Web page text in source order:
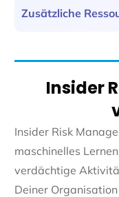
Zusätzliche
Insider
Insider Risk
maschinelles
verdächtige
Deiner